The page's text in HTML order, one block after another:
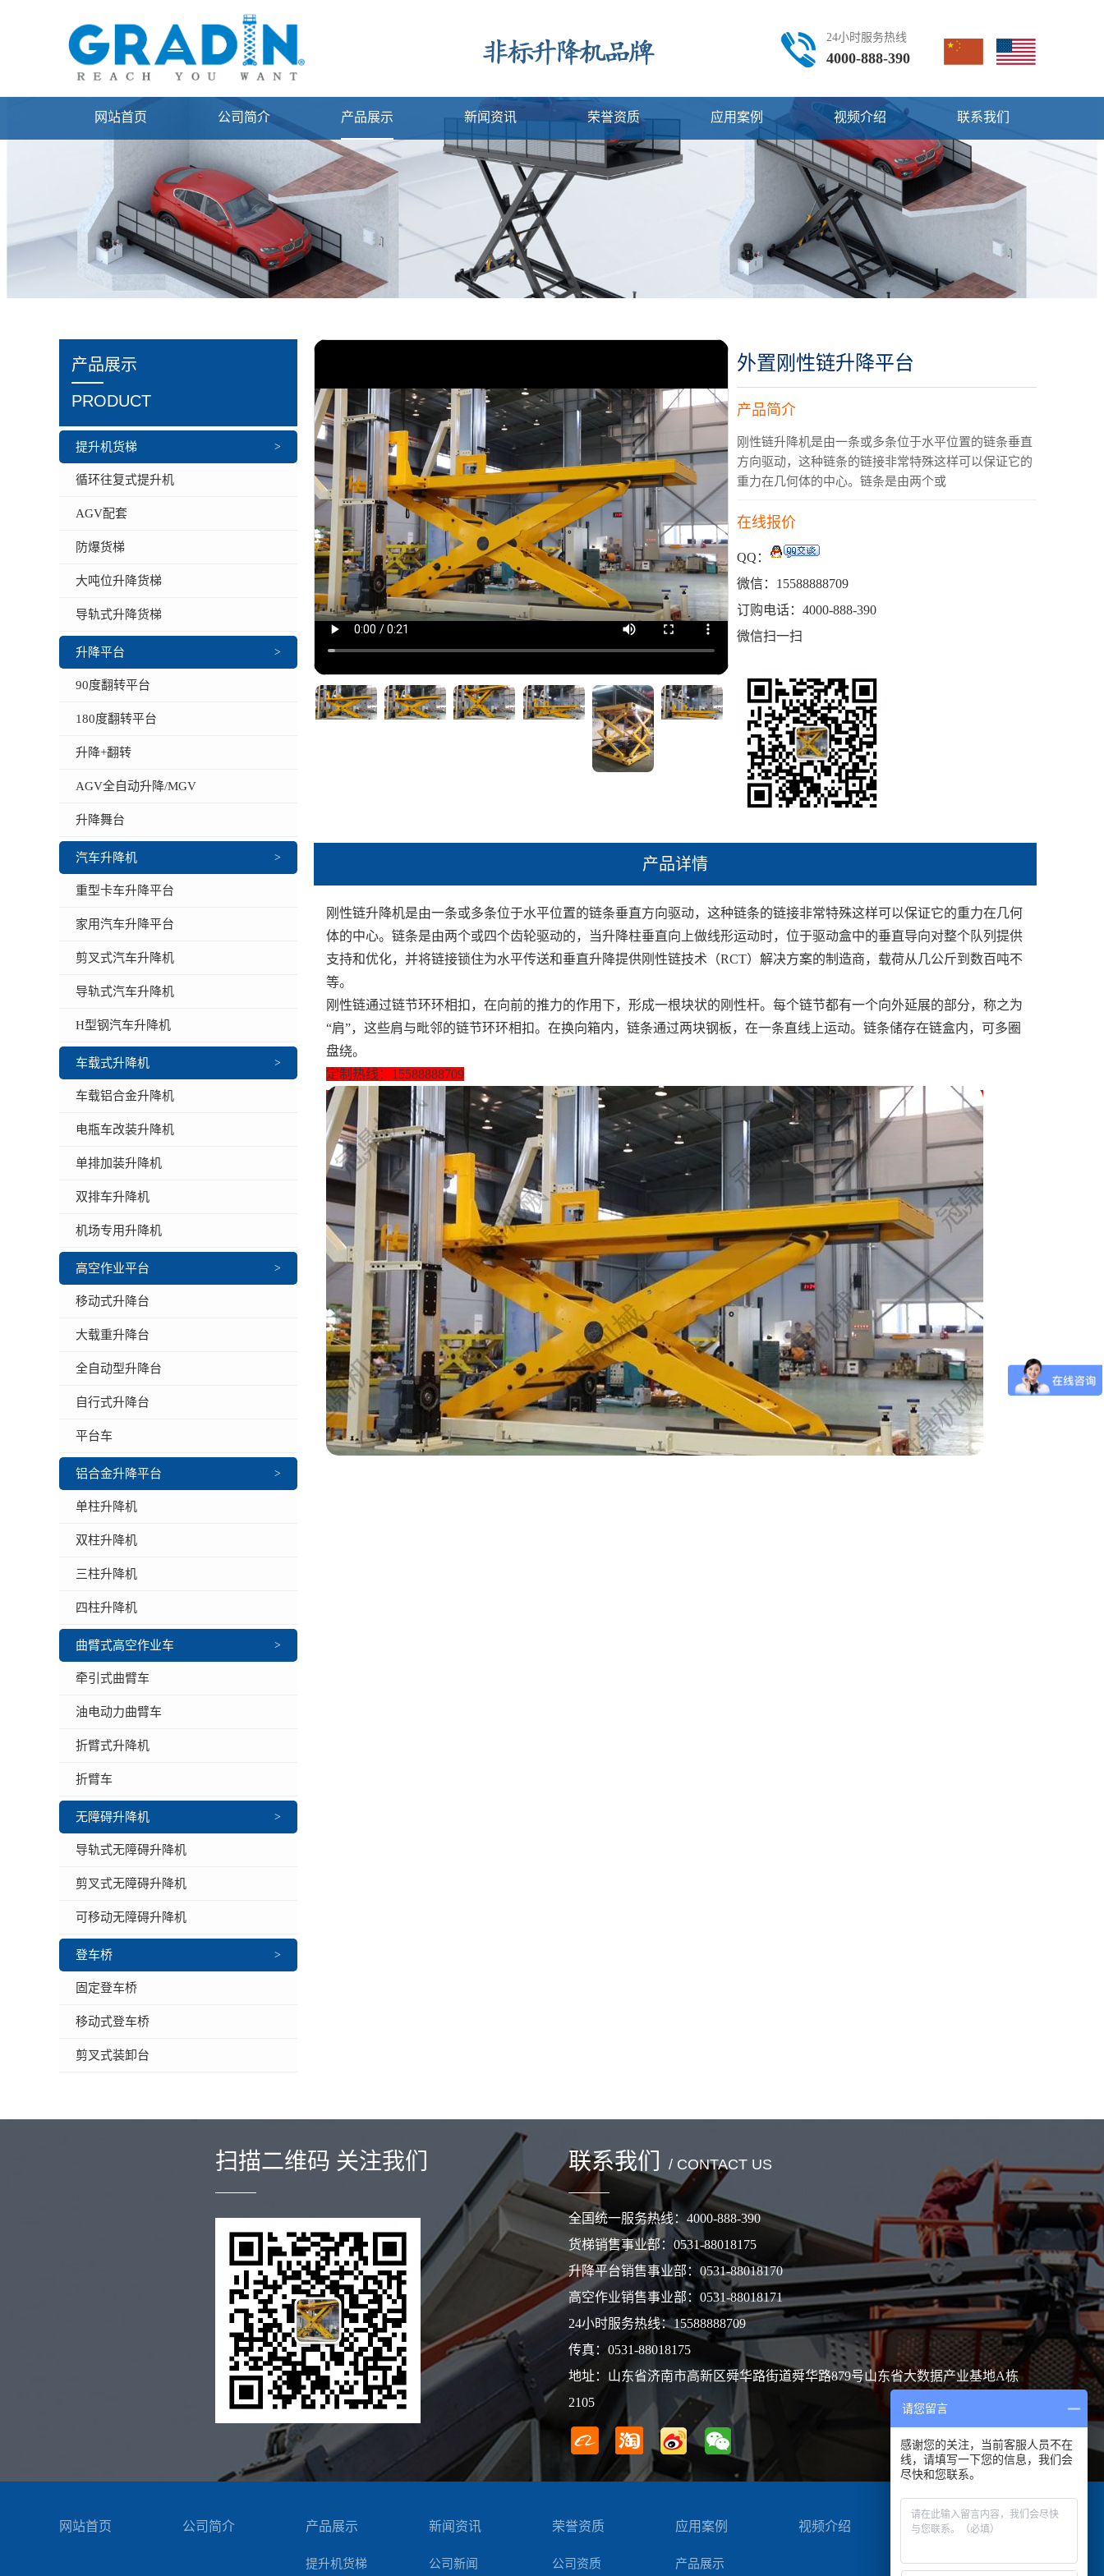
24小时服务热线
4000-888-390
网站首页 公司简介 产品展示 新闻资讯 荣誉资质 应用案例 视频介绍 联系我们
产品展示
PRODUCT
提升机货梯 >
循环往复式提升机
AGV配套
防爆货梯
大吨位升降货梯
导轨式升降货梯
升降平台 >
90度翻转平台
180度翻转平台
升降+翻转
AGV全自动升降/MGV
升降舞台
汽车升降机 >
重型卡车升降平台
家用汽车升降平台
剪叉式汽车升降机
导轨式汽车升降机
H型钢汽车升降机
车载式升降机 >
车载铝合金升降机
电瓶车改装升降机
单排加装升降机
双排车升降机
机场专用升降机
高空作业平台 >
移动式升降台
大载重升降台
全自动型升降台
自行式升降台
平台车
铝合金升降平台 >
单柱升降机
双柱升降机
三柱升降机
四柱升降机
曲臂式高空作业车 >
牵引式曲臂车
油电动力曲臂车
折臂式升降机
折臂车
无障碍升降机 >
导轨式无障碍升降机
剪叉式无障碍升降机
可移动无障碍升降机
登车桥 >
固定登车桥
移动式登车桥
剪叉式装卸台
外置刚性链升降平台
产品简介
刚性链升降机是由一条或多条位于水平位置的链条垂直
方向驱动，这种链条的链接非常特殊这样可以保证它的
重力在几何体的中心。链条是由两个或
在线报价
QQ：
微信：15588888709
订购电话：4000-888-390
微信扫一扫
产品详情
刚性链升降机是由一条或多条位于水平位置的链条垂直方向驱动，这种链条的链接非常特殊这样可以保证它的重力在几何
体的中心。链条是由两个或四个齿轮驱动的，当升降柱垂直向上做线形运动时，位于驱动盒中的垂直导向对整个队列提供
支持和优化，并将链接锁住为水平传送和垂直升降提供刚性链技术（RCT）解决方案的制造商，载荷从几公斤到数百吨不
等。
刚性链通过链节环环相扣，在向前的推力的作用下，形成一根块状的刚性杆。每个链节都有一个向外延展的部分，称之为
“肩”，这些肩与毗邻的链节环环相扣。在换向箱内，链条通过两块钢板，在一条直线上运动。链条储存在链盒内，可多圈
盘绕。
定制热线：15588888709
扫描二维码 关注我们 联系我们 / CONTACT US
全国统一服务热线： 4000-888-390
货梯销售事业部： 0531-88018175
升降平台销售事业部： 0531-88018170
高空作业销售事业部： 0531-88018171
24小时服务热线：15588888709
传真： 0531-88018175
地址：山东省济南市高新区舜华路街道舜华路879号山东省大数据产业基地A栋
2105
网站首页 公司简介 产品展示
提升机货梯
新闻资讯
公司新闻
荣誉资质
公司资质
应用案例
产品展示
视频介绍 联系我们
请您留言
感谢您的关注，当前客服人员不在
线，请填写一下您的信息，我们会
尽快和您联系。